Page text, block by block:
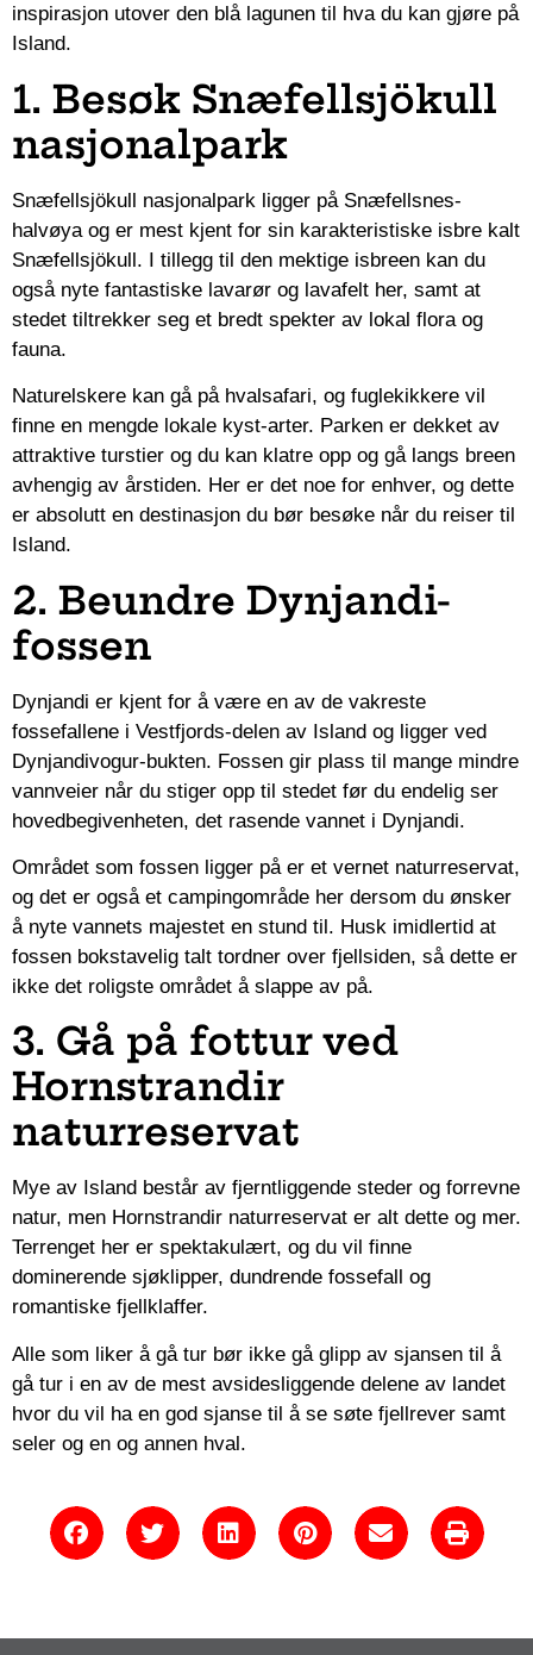
inspirasjon utover den blå lagunen til hva du kan gjøre på
Island.
1. Besøk Snæfellsjökull
nasjonalpark
Snæfellsjökull nasjonalpark ligger på Snæfellsnes-
halvøya og er mest kjent for sin karakteristiske isbre kalt
Snæfellsjökull. I tillegg til den mektige isbreen kan du
også nyte fantastiske lavarør og lavafelt her, samt at
stedet tiltrekker seg et bredt spekter av lokal flora og
fauna.
Naturelskere kan gå på hvalsafari, og fuglekikkere vil
finne en mengde lokale kyst-arter. Parken er dekket av
attraktive turstier og du kan klatre opp og gå langs breen
avhengig av årstiden. Her er det noe for enhver, og dette
er absolutt en destinasjon du bør besøke når du reiser til
Island.
2. Beundre Dynjandi-
fossen
Dynjandi er kjent for å være en av de vakreste
fossefallene i Vestfjords-delen av Island og ligger ved
Dynjandivogur-bukten. Fossen gir plass til mange mindre
vannveier når du stiger opp til stedet før du endelig ser
hovedbegivenheten, det rasende vannet i Dynjandi.
Området som fossen ligger på er et vernet naturreservat,
og det er også et campingområde her dersom du ønsker
å nyte vannets majestet en stund til. Husk imidlertid at
fossen bokstavelig talt tordner over fjellsiden, så dette er
ikke det roligste området å slappe av på.
3. Gå på fottur ved
Hornstrandir
naturreservat
Mye av Island består av fjerntliggende steder og forrevne
natur, men Hornstrandir naturreservat er alt dette og mer.
Terrenget her er spektakulært, og du vil finne
dominerende sjøklipper, dundrende fossefall og
romantiske fjellklaffer.
Alle som liker å gå tur bør ikke gå glipp av sjansen til å
gå tur i en av de mest avsidesliggende delene av landet
hvor du vil ha en god sjanse til å se søte fjellrever samt
seler og en og annen hval.